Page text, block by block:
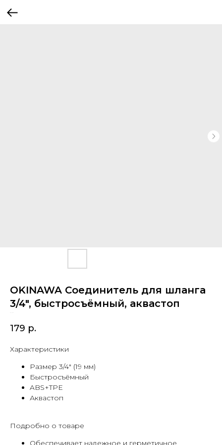
OKINAWA Соединитель для шланга
3/4", быстросъёмный, аквастоп
179 р.
Характеристики
Размер 3/4" (19 мм)
Быстросъёмный
ABS+TPE
Аквастоп
Подробно о товаре
Обеспечивает надежное и герметичное